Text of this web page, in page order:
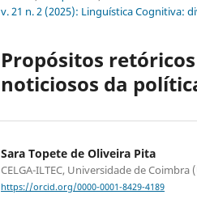
v. 21 n. 2 (2025): Linguística Cognitiva:
Propósitos
noticiosos da
Sara Topete de Oliveira Pita
CELGA-ILTEC, Universidade de Coimbra
https://orcid.org/0000-0001-8429-4189